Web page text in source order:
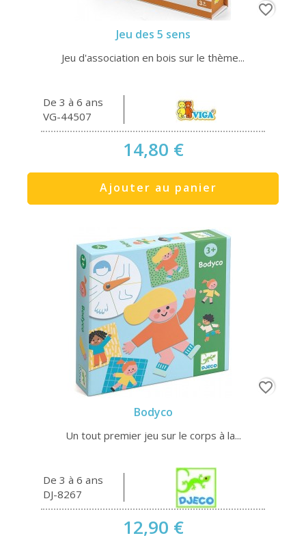
Jeu des 5 sens
Jeu d'association en bois sur le thème...
De 3 à 6 ans
VG-44507
14,80 €
Ajouter au panier
favorite_border
Bodyco
Un tout premier jeu sur le corps à la...
De 3 à 6 ans
DJ-8267
12,90 €
favorite_border